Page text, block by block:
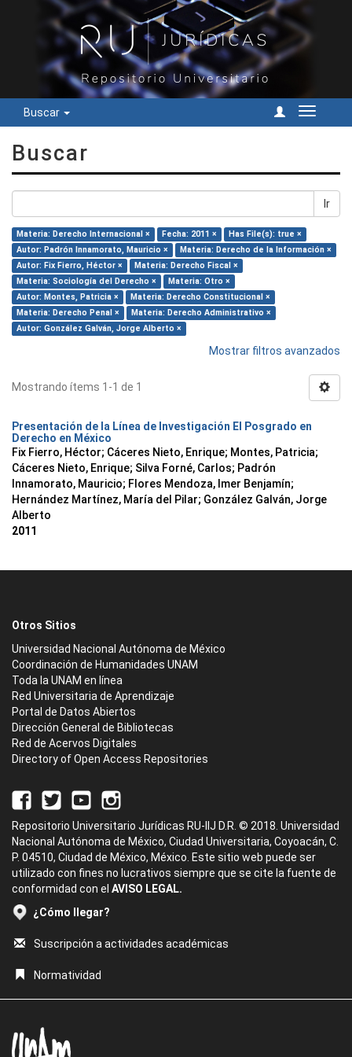
Buscar
Cambiar
Buscar
Ir
Materia: Derecho Internacional × Fecha: 2011 ×
Has File(s): true ×
Autor: Padrón Innamorato, Mauricio ×
Materia: Derecho de la Información ×
Autor: Fix Fierro, Héctor ×
Materia: Derecho Fiscal ×
Materia: Sociología del Derecho ×
Materia: Otro ×
Autor: Montes, Patricia ×
Materia: Derecho Constitucional ×
Materia: Derecho Penal ×
Materia: Derecho Administrativo ×
Autor: González Galván, Jorge Alberto ×
Mostrar filtros avanzados
Mostrando ítems 1-1 de 1
Presentación de la Línea de Investigación El Posgrado en
Derecho en México
Fix Fierro, Héctor; Cáceres Nieto, Enrique; Montes, Patricia;
Cáceres Nieto, Enrique; Silva Forné, Carlos; Padrón
Innamorato, Mauricio; Flores Mendoza, Imer Benjamín;
Hernández Martínez, María del Pilar; González Galván, Jorge
Alberto
2011
Otros Sitios
Universidad Nacional Autónoma de México
Coordinación de Humanidades UNAM
Toda la UNAM en línea
Red Universitaria de Aprendizaje
Portal de Datos Abiertos
Dirección General de Bibliotecas
Red de Acervos Digitales
Directory of Open Access Repositories
Repositorio Universitario Jurídicas RU-IIJ D.R. © 2018. Universidad
Nacional Autónoma de México, Ciudad Universitaria, Coyoacán, C.
P. 04510, Ciudad de México, México. Este sitio web puede ser
utilizado con fines no lucrativos siempre que se cite la fuente de
conformidad con el AVISO LEGAL.
¿Cómo llegar?
Suscripción a actividades académicas
Normatividad